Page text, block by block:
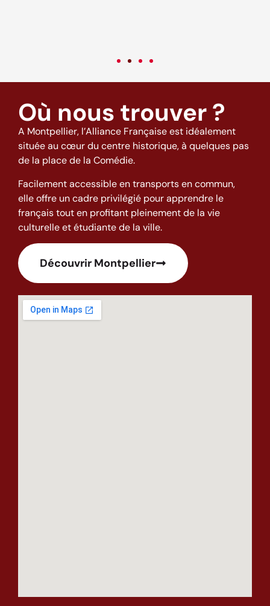
Où nous trouver ?
A Montpellier, l’Alliance Française est idéalement
située au cœur du centre historique, à quelques pas
de la place de la Comédie.
Facilement accessible en transports en commun,
elle offre un cadre privilégié pour apprendre le
français tout en profitant pleinement de la vie
culturelle et étudiante de la ville.
Découvrir Montpellier